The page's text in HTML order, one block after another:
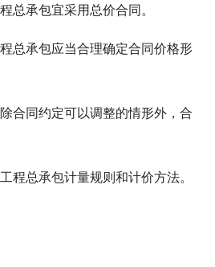
总承包宜采用总价合同。
总承包应当合理确定合同价格形
合同约定可以调整的情形外，合
程总承包计量规则和计价方法。